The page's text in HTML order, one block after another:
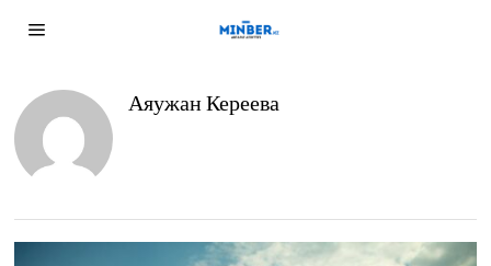
Аяужан Кереева